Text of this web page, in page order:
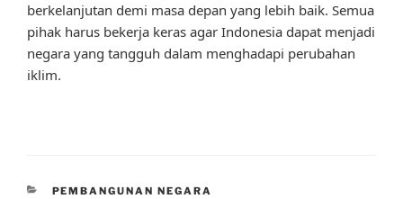
berkelanjutan demi masa depan yang lebih baik. Semua
pihak harus bekerja keras agar Indonesia dapat menjadi
negara yang tangguh dalam menghadapi perubahan
iklim.
CATEGORIES
PEMBANGUNAN NEGARA